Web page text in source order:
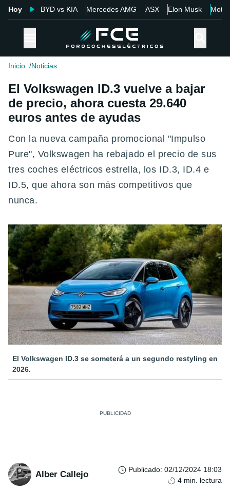
Hoy BYD vs KIA Mercedes AMG ASX Elon Musk Motor
Inicio Noticias
El Volkswagen ID.3 vuelve a bajar
de precio, ahora cuesta 29.640
euros antes de ayudas
Con la nueva campaña promocional "Impulso
Pure", Volkswagen ha rebajado el precio de sus
tres coches eléctricos estrella, los ID.3, ID.4 e
ID.5, que ahora son más competitivos que
nunca.
El Volkswagen ID.3 se someterá a un segundo restyling en
2026.
Alber Callejo Publicado: 02/12/2024 18:03
4 min. lectura